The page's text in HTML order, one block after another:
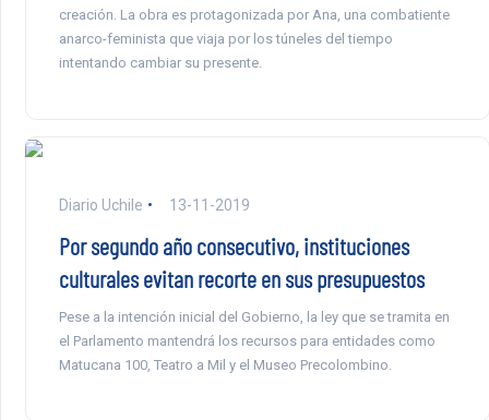
creación. La obra es protagonizada por Ana, una combatiente
anarco-feminista que viaja por los túneles del tiempo
intentando cambiar su presente.
Diario Uchile 13-11-2019
Por segundo año consecutivo, instituciones
culturales evitan recorte en sus presupuestos
Pese a la intención inicial del Gobierno, la ley que se tramita en
el Parlamento mantendrá los recursos para entidades como
Matucana 100, Teatro a Mil y el Museo Precolombino.